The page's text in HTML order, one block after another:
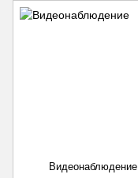
Видеонаблюдение